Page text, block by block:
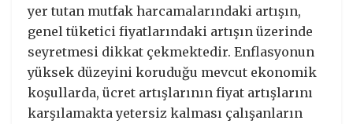
yer tutan mutfak harcamalarındaki artışın,
genel tüketici fiyatlarındaki artışın üzerinde
seyretmesi dikkat çekmektedir. Enflasyonun
yüksek düzeyini koruduğu mevcut ekonomik
koşullarda, ücret artışlarının fiyat artışlarını
karşılamakta yetersiz kalması çalışanların